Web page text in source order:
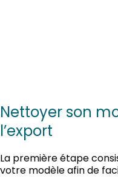
Nettoyer son
l’export
La première étape
votre modèle afin de